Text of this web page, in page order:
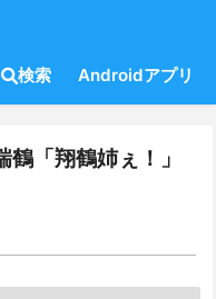
検索 Androidアプリ
「翔鶴姉ぇ！」